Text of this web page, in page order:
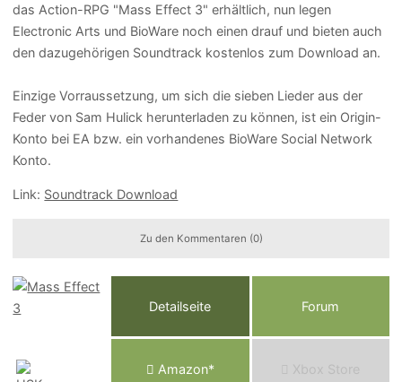
das Action-RPG "Mass Effect 3" erhältlich, nun legen
Electronic Arts und BioWare noch einen drauf und bieten auch
den dazugehörigen Soundtrack kostenlos zum Download an.
Einzige Vorraussetzung, um sich die sieben Lieder aus der
Feder von Sam Hulick herunterladen zu können, ist ein Origin-
Konto bei EA bzw. ein vorhandenes BioWare Social Network
Konto.
Link: Soundtrack Download
Zu den Kommentaren (0)
Detailseite Forum
Amazon* Xbox Store